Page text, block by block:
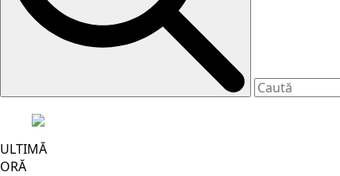
ULTIMĂ
ORĂ